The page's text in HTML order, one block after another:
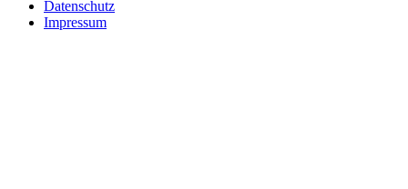
Datenschutz
Impressum